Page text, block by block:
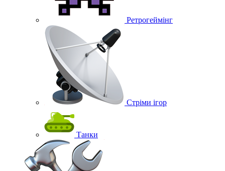
Ретрогеймінг
Стріми ігор
Танки